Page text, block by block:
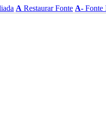
A Restaurar Fonte A- Fonte